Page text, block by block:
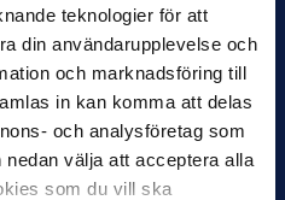
teknologier för att
din användarupplevelse och
och marknadsföring till
in kan komma att delas
och analysföretag som
välja att acceptera alla
som du vill ska